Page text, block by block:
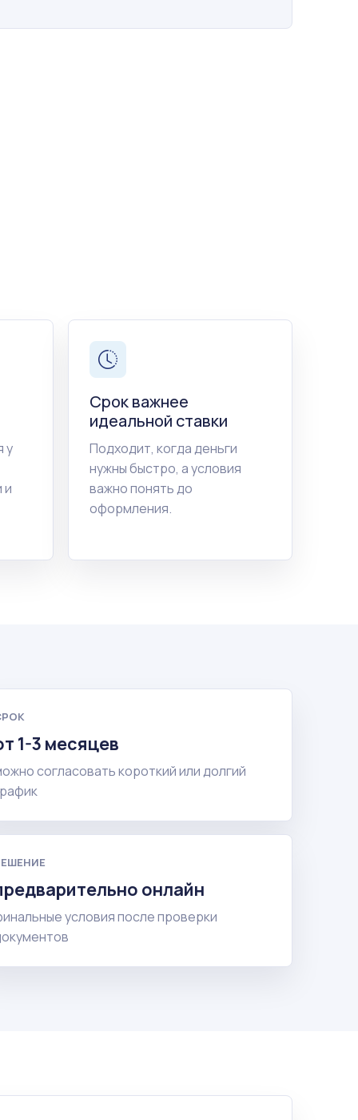
у
и
Срок важнее
идеальной ставки
Подходит, когда деньги
нужны быстро, а условия
важно понять до
оформления.
1-3 месяцев
согласовать короткий или долгий
онлайн
условия после проверки